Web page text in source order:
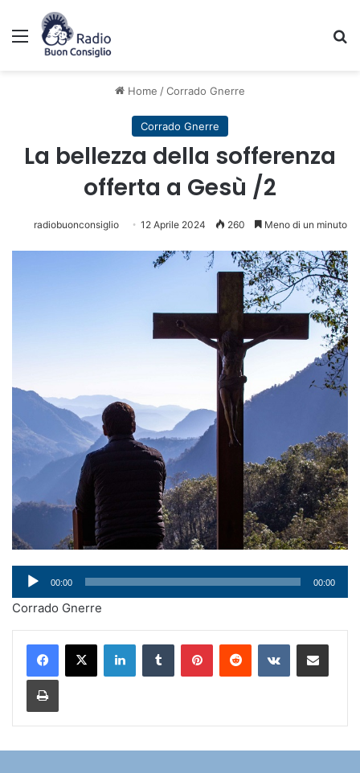
Menu
Home /Corrado Gnerre
Corrado Gnerre
La bellezza della sofferenza
offerta a Gesù /2
radiobuonconsiglio 12 Aprile 2024 260 Meno di un minuto
Audio
Player
00:00 00:00
Corrado Gnerre